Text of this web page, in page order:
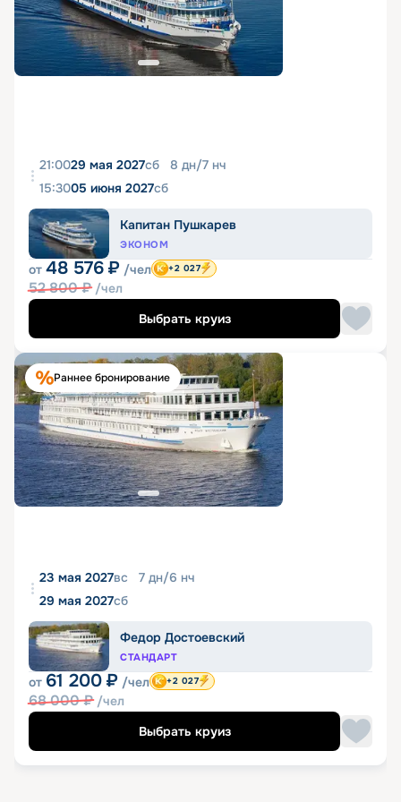
21:0029 мая 2027сб 8 дн/7 нч
15:3005 июня 2027сб
Капитан Пушкарев
ЭКОНОМ
от 48 576 ₽ /чел
52 800₽ /чел
+2 027
Выбрать круиз
Раннее бронирование
23 мая 2027вс 7 дн/6 нч
29 мая 2027сб
Федор Достоевский
СТАНДАРТ
от 61 200 ₽ /чел
68 000₽ /чел
+2 027
Выбрать круиз